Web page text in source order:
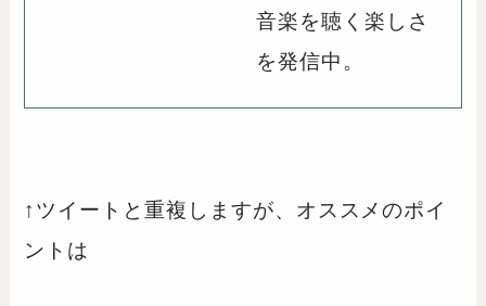
音楽を聴く楽しさ
を発信中。
↑ツイートと重複しますが、オススメのポイ
ントは